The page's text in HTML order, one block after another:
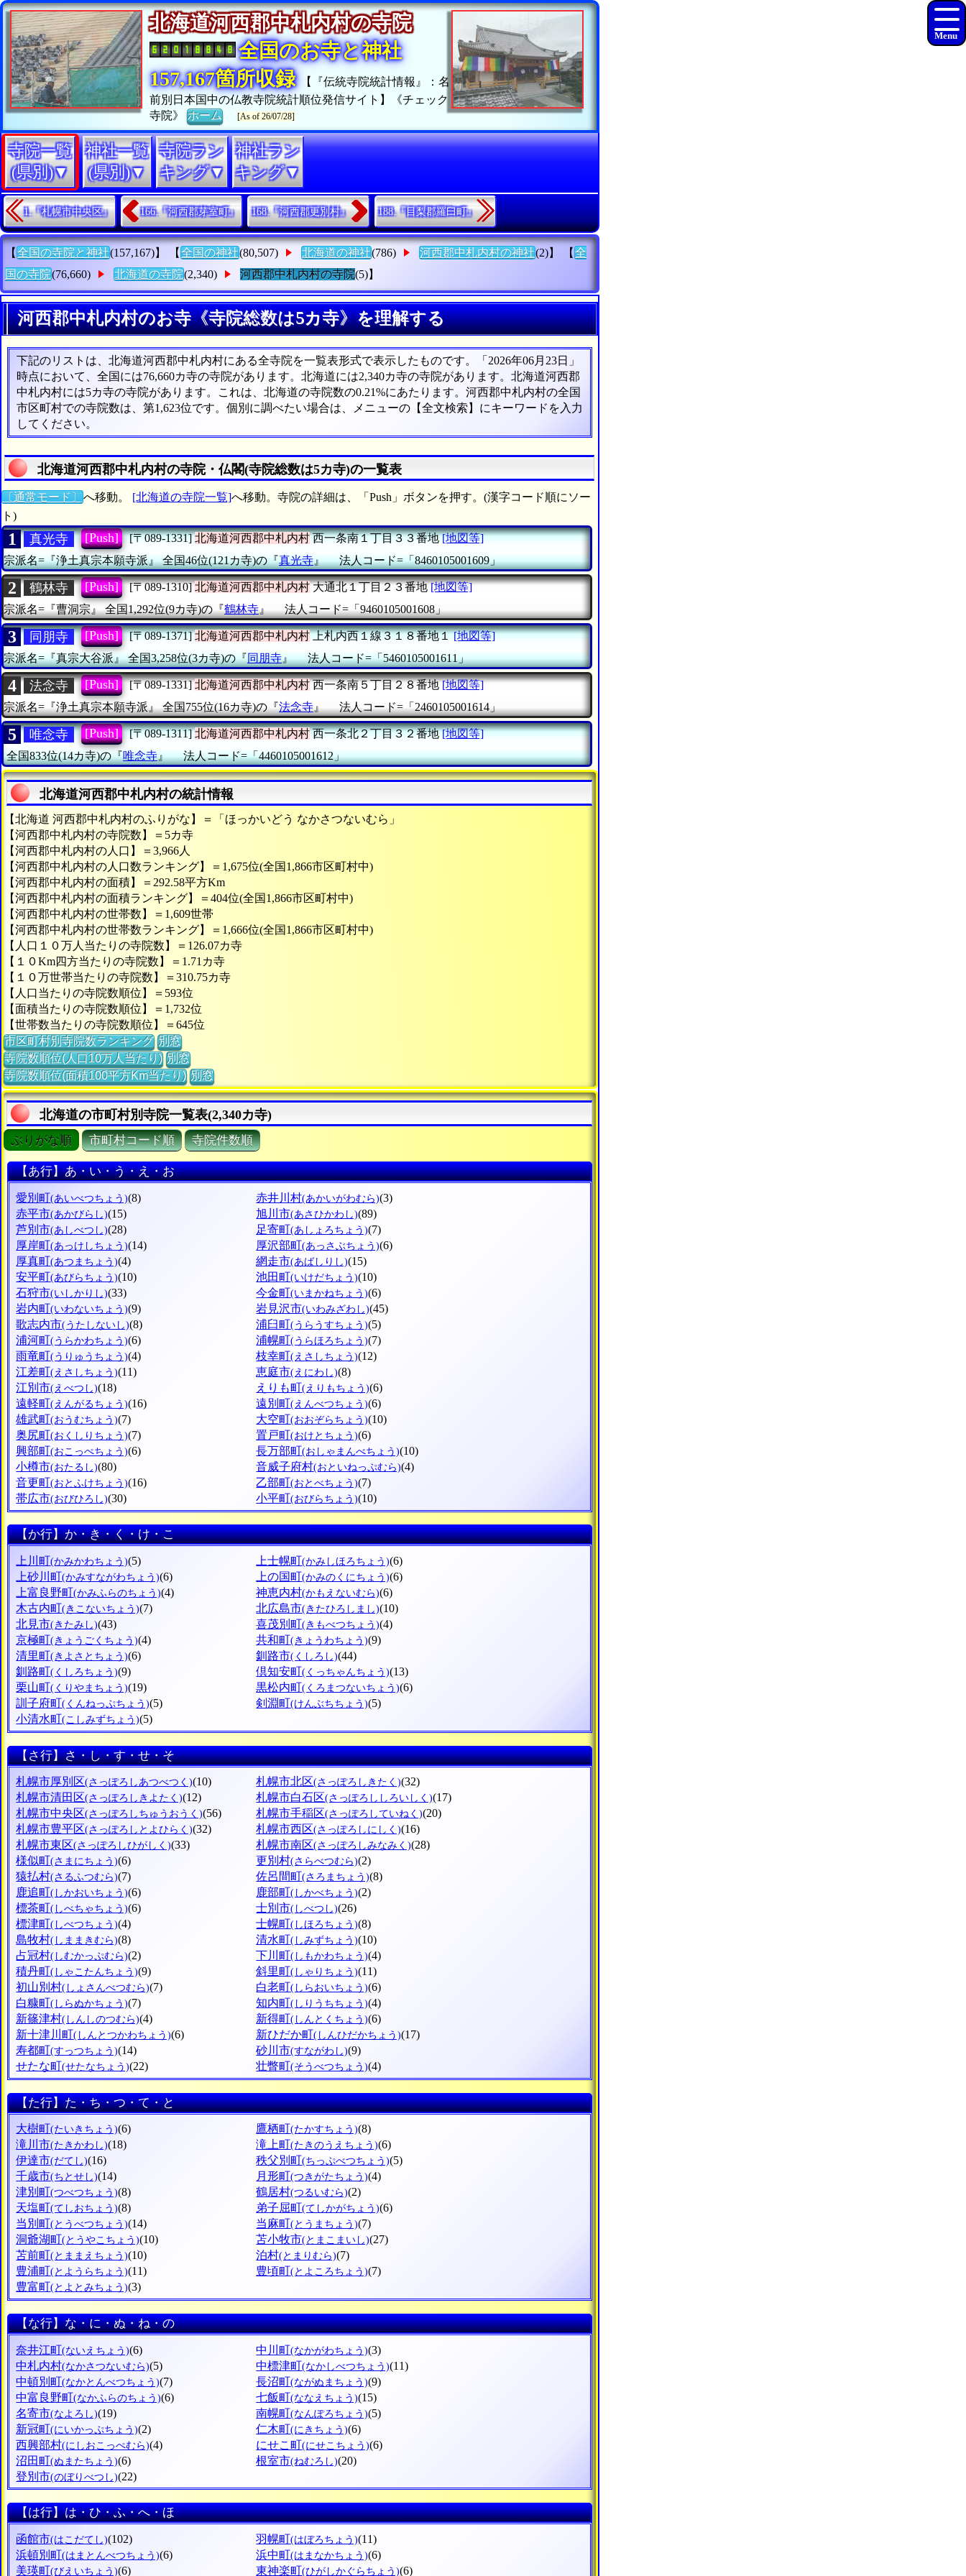
北海道河西郡中札内村の寺院
全国のお寺と神社
157,167箇所収録
【『伝統寺院統計情報』：名
前別日本国中の仏教寺院統計順位発信サイト】《チェック
寺院》ホーム [As of 26/07/28]
寺院一覧
(県別)▼
神社一覧
(県別)▼
寺院ラン
キング▼
神社ラン
キング▼
1.『札幌市中央区』 166.『河西郡芽室町』 168.『河西郡更別村』 188.『目梨郡羅臼町』
【 全国の寺院と神社(157,167)】 【 全国の神社(80,507) 北海道の神社(786) 河西郡中札内村の神社(2)】 【 全
国の寺院(76,660) 北海道の寺院(2,340) 河西郡中札内村の寺院(5)】
河西郡中札内村のお寺《寺院総数は5カ寺》を理解する
下記のリストは、北海道河西郡中札内村にある全寺院を一覧表形式で表示したものです。「2026年06月23日」
時点において、全国には76,660カ寺の寺院があります。北海道には2,340カ寺の寺院があります。北海道河西郡
中札内村には5カ寺の寺院があります。これは、北海道の寺院数の0.21%にあたります。河西郡中札内村の全国
市区町村での寺院数は、第1,623位です。個別に調べたい場合は、メニューの【全文検索】にキーワードを入力
してください。
北海道河西郡中札内村の寺院・仏閣(寺院総数は5カ寺)の一覧表
〔通常モード〕 へ移動。 [北海道の寺院一覧]へ移動。寺院の詳細は、「Push」ボタンを押す。(漢字コード順にソー
ト)
1 真光寺 [Push] [〒089-1331] 北海道河西郡中札内村西一条南１丁目３３番地 [地図等]
宗派名=『浄土真宗本願寺派』 全国46位(121カ寺)の『真光寺』 法人コード=「8460105001609」
2 鶴林寺 [Push] [〒089-1310] 北海道河西郡中札内村大通北１丁目２３番地 [地図等]
宗派名=『曹洞宗』
全国1,292位(9カ寺)の『鶴林寺 』 法人コード=「9460105001608」
3 同朋寺 [Push] [〒089-1371] 北海道河西郡中札内村上札内西１線３１８番地１ [地図等]
宗派名=『真宗大谷派』 全国3,258位(3カ寺)の『同朋寺』 法人コード=「5460105001611」
4 法念寺 [Push] [〒089-1331] 北海道河西郡中札内村西一条南５丁目２８番地 [地図等]
宗派名=『浄土真宗本願寺派』
全国755位(16カ寺)の『法念寺 』 法人コード=「2460105001614」
5 唯念寺 [Push] [〒089-1311] 北海道河西郡中札内村西一条北２丁目３２番地 [地図等]
全国833位(14カ寺)の『唯念寺』 法人コード=「4460105001612」
北海道河西郡中札内村の統計情報
【北海道 河西郡中札内村のふりがな】＝「ほっかいどう なかさつないむら」
【河西郡中札内村の寺院数】＝5カ寺
【河西郡中札内村の人口】＝3,966人
【河西郡中札内村の人口数ランキング】＝1,675位(全国1,866市区町村中)
【河西郡中札内村の面積】＝292.58平方Km
【河西郡中札内村の面積ランキング】＝404位(全国1,866市区町村中)
【河西郡中札内村の世帯数】＝1,609世帯
【河西郡中札内村の世帯数ランキング】＝1,666位(全国1,866市区町村中)
【人口１０万人当たりの寺院数】＝126.07カ寺
【１０Km四方当たりの寺院数】＝1.71カ寺
【１０万世帯当たりの寺院数】＝310.75カ寺
【人口当たりの寺院数順位】＝593位
【面積当たりの寺院数順位】＝1,732位
【世帯数当たりの寺院数順位】＝645位
市区町村別寺院数ランキング 別窓
寺院数順位(人口10万人当たり) 別窓
寺院数順位(面積100平方Km当たり) 別窓
北海道の市町村別寺院一覧表(2,340カ寺)
ぶりがな順 市町村コード順 寺院件数順
【あ行】あ・い・う・え・お
愛別町(あいべつちょう)(8) 赤井川村(あかいがわむら)(3)
赤平市(あかびらし)(15) 旭川市(あさひかわし)(89)
芦別市(あしべつし)(28) 足寄町(あしょろちょう)(7)
厚岸町(あっけしちょう)(14) 厚沢部町(あっさぶちょう)(6)
厚真町(あつまちょう)(4) 網走市(あばしりし)(15)
安平町(あびらちょう)(10) 池田町(いけだちょう)(10)
石狩市(いしかりし)(33) 今金町(いまかねちょう)(6)
岩内町(いわないちょう)(9) 岩見沢市(いわみざわし)(45)
歌志内市(うたしないし)(8) 浦臼町(うらうすちょう)(5)
浦河町(うらかわちょう)(6) 浦幌町(うらほろちょう)(7)
雨竜町(うりゅうちょう)(4) 枝幸町(えさしちょう)(12)
江差町(えさしちょう)(11) 恵庭市(えにわし)(8)
江別市(えべつし)(18) えりも町(えりもちょう)(6)
遠軽町(えんがるちょう)(16) 遠別町(えんべつちょう)(6)
雄武町(おうむちょう)(7) 大空町(おおぞらちょう)(10)
奥尻町(おくしりちょう)(7) 置戸町(おけとちょう)(6)
興部町(おこっぺちょう)(6) 長万部町(おしゃまんべちょう)(10)
小樽市(おたるし)(80) 音威子府村(おといねっぷむら)(4)
音更町(おとふけちょう)(16) 乙部町(おとべちょう)(7)
帯広市(おびひろし)(30) 小平町(おびらちょう)(10)
【か行】か・き・く・け・こ
上川町(かみかわちょう)(5) 上士幌町(かみしほろちょう)(6)
上砂川町(かみすながわちょう)(6) 上の国町(かみのくにちょう)(6)
上富良野町(かみふらのちょう)(4) 神恵内村(かもえないむら)(6)
木古内町(きこないちょう)(7) 北広島市(きたひろしまし)(10)
北見市(きたみし)(43) 喜茂別町(きもべつちょう)(4)
京極町(きょうごくちょう)(4) 共和町(きょうわちょう)(9)
清里町(きよさとちょう)(6) 釧路市(くしろし)(44)
釧路町(くしろちょう)(9) 倶知安町(くっちゃんちょう)(13)
栗山町(くりやまちょう)(19) 黒松内町(くろまつないちょう)(6)
訓子府町(くんねっぷちょう)(5) 剣淵町(けんぶちちょう)(5)
小清水町(こしみずちょう)(5)
【さ行】さ・し・す・せ・そ
札幌市厚別区(さっぽろしあつべつく)(10) 札幌市北区(さっぽろしきたく)(32)
札幌市清田区(さっぽろしきよたく)(12) 札幌市白石区(さっぽろししろいしく)(17)
札幌市中央区(さっぽろしちゅうおうく)(56) 札幌市手稲区(さっぽろしていねく)(20)
札幌市豊平区(さっぽろしとよひらく)(32) 札幌市西区(さっぽろしにしく)(16)
札幌市東区(さっぽろしひがしく)(33) 札幌市南区(さっぽろしみなみく)(28)
様似町(さまにちょう)(6) 更別村(さらべつむら)(2)
猿払村(さるふつむら)(7) 佐呂間町(さろまちょう)(8)
鹿追町(しかおいちょう)(6) 鹿部町(しかべちょう)(2)
標茶町(しべちゃちょう)(6) 士別市(しべつし)(26)
標津町(しべつちょう)(4) 士幌町(しほろちょう)(8)
島牧村(しままきむら)(8) 清水町(しみずちょう)(10)
占冠村(しむかっぷむら)(2) 下川町(しもかわちょう)(4)
積丹町(しゃこたんちょう)(9) 斜里町(しゃりちょう)(11)
初山別村(しょさんべつむら)(7) 白老町(しらおいちょう)(6)
白糠町(しらぬかちょう)(7) 知内町(しりうちちょう)(4)
新篠津村(しんしのつむら)(4) 新得町(しんとくちょう)(6)
新十津川町(しんとつかわちょう)(6) 新ひだか町(しんひだかちょう)(17)
寿都町(すっつちょう)(14) 砂川市(すながわし)(9)
せたな町(せたなちょう)(22) 壮瞥町(そうべつちょう)(4)
【た行】た・ち・つ・て・と
大樹町(たいきちょう)(6) 鷹栖町(たかすちょう)(8)
滝川市(たきかわし)(18) 滝上町(たきのうえちょう)(6)
伊達市(だてし)(16) 秩父別町(ちっぷべつちょう)(5)
千歳市(ちとせし)(14) 月形町(つきがたちょう)(4)
津別町(つべつちょう)(8) 鶴居村(つるいむら)(2)
天塩町(てしおちょう)(8) 弟子屈町(てしかがちょう)(6)
当別町(とうべつちょう)(14) 当麻町(とうまちょう)(7)
洞爺湖町(とうやこちょう)(10) 苫小牧市(とまこまいし)(27)
苫前町(とままえちょう)(10) 泊村(とまりむら)(7)
豊浦町(とようらちょう)(11) 豊頃町(とよころちょう)(7)
豊富町(とよとみちょう)(3)
【な行】な・に・ぬ・ね・の
奈井江町(ないえちょう)(6) 中川町(なかがわちょう)(3)
中札内村(なかさつないむら)(5) 中標津町(なかしべつちょう)(11)
中頓別町(なかとんべつちょう)(7) 長沼町(ながぬまちょう)(9)
中富良野町(なかふらのちょう)(6) 七飯町(ななえちょう)(15)
名寄市(なよろし)(19) 南幌町(なんぽろちょう)(5)
新冠町(にいかっぷちょう)(2) 仁木町(にきちょう)(6)
西興部村(にしおこっぺむら)(4) にせこ町(にせこちょう)(6)
沼田町(ぬまたちょう)(6) 根室市(ねむろし)(20)
登別市(のぼりべつし)(22)
【は行】は・ひ・ふ・へ・ほ
函館市(はこだてし)(102) 羽幌町(はぼろちょう)(11)
浜頓別町(はまとんべつちょう)(6) 浜中町(はまなかちょう)(6)
美瑛町(びえいちょう)(6) 東神楽町(ひがしかぐらちょう)(6)